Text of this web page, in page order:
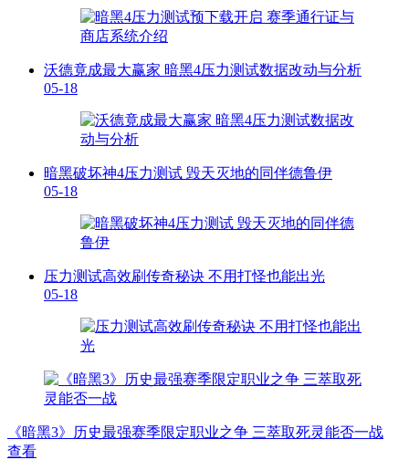
沃德竟成最大赢家 暗黑4压力测试数据改动与分析
05-18
暗黑破坏神4压力测试 毁天灭地的同伴德鲁伊
05-18
压力测试高效刷传奇秘诀 不用打怪也能出光
05-18
《暗黑3》历史最强赛季限定职业之争 三萃取死灵能否一战
查看